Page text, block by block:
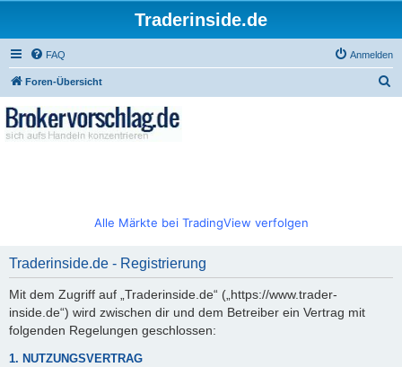
Traderinside.de
FAQ Anmelden
Foren-Übersicht
Alle Märkte bei TradingView verfolgen
Traderinside.de - Registrierung
Mit dem Zugriff auf „Traderinside.de“ („https://www.trader-
inside.de“) wird zwischen dir und dem Betreiber ein Vertrag mit
folgenden Regelungen geschlossen:
1. NUTZUNGSVERTRAG